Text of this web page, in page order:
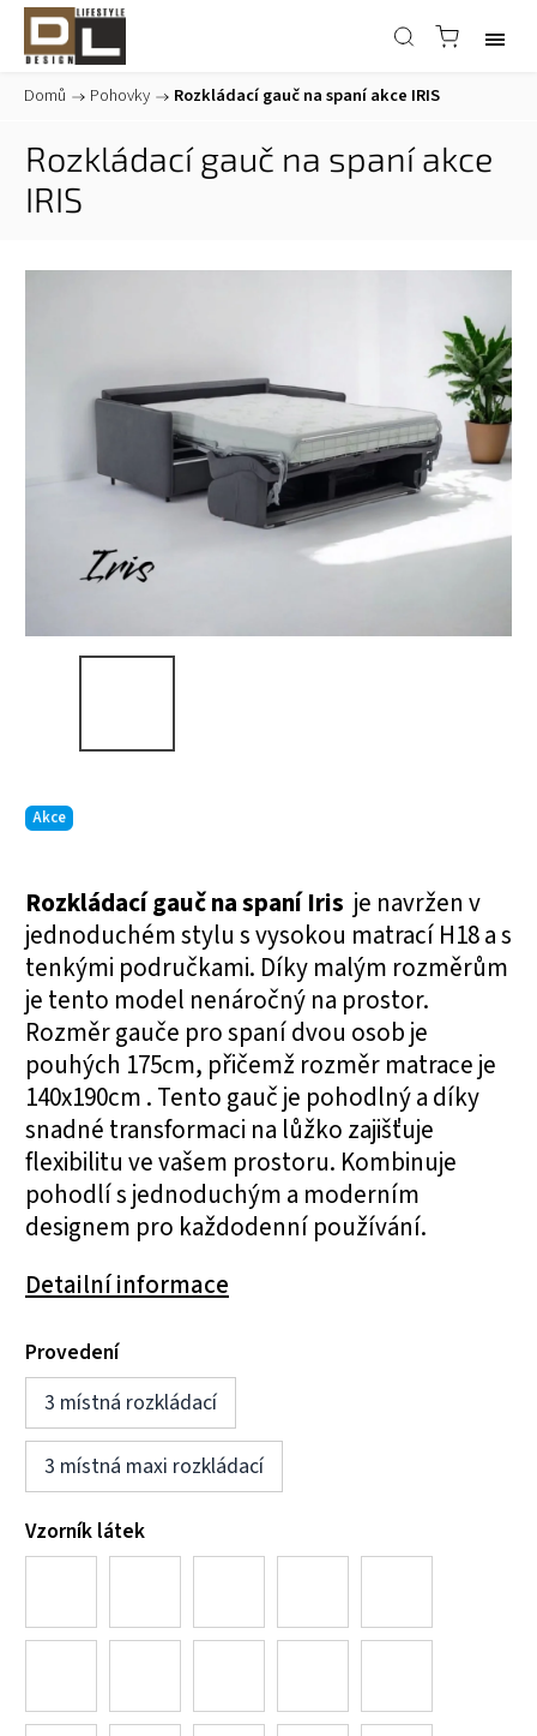
Domů / Pohovky / Rozkládací gauč na spaní akce IRIS
Rozkládací gauč na spaní akce
IRIS
Rozkládací gauč na spaní Iris je navržen v
jednoduchém stylu s vysokou matrací H18 a s
tenkými područkami. Díky malým rozměrům
je tento model nenáročný na prostor.
Rozměr gauče pro spaní dvou osob je
pouhých 175cm, přičemž rozměr matrace je
140x190cm . Tento gauč je pohodlný a díky
snadné transformaci na lůžko zajišťuje
flexibilitu ve vašem prostoru. Kombinuje
pohodlí s jednoduchým a moderním
designem pro každodenní používání.
Detailní informace
Akce
Provedení
3 místná rozkládací
3 místná maxi rozkládací
Vzorník látek